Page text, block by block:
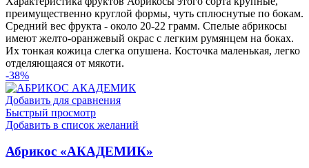
преимущественно круглой формы, чуть сплюснутые по бокам.
Средний вес фрукта - около 20-22 грамм. Спелые абрикосы
имеют желто-оранжевый окрас с легким румянцем на боках.
Их тонкая кожица слегка опушена. Косточка маленькая, легко
отделяющаяся от мякоти.
-38%
Добавить для сравнения
Быстрый просмотр
Добавить в список желаний
Абрикос «АКАДЕМИК»